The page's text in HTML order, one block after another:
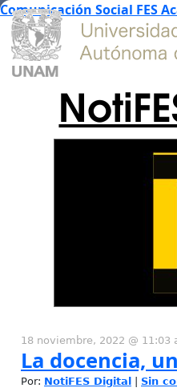
Comunicación Social FES
18 noviembre, 2022 @ 11:03
La docencia,
Por: NotiFES Digital Sin